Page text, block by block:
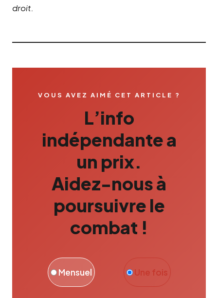
droit.
VOUS AVEZ AIMÉ CET ARTICLE ?
L’info
indépendante a
un prix.
Aidez-nous à
poursuivre le
combat !
Une fois
Mensuel